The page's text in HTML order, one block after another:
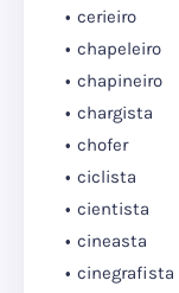
cerieiro
chapeleiro
chapineiro
chargista
chofer
ciclista
cientista
cineasta
cinegrafista